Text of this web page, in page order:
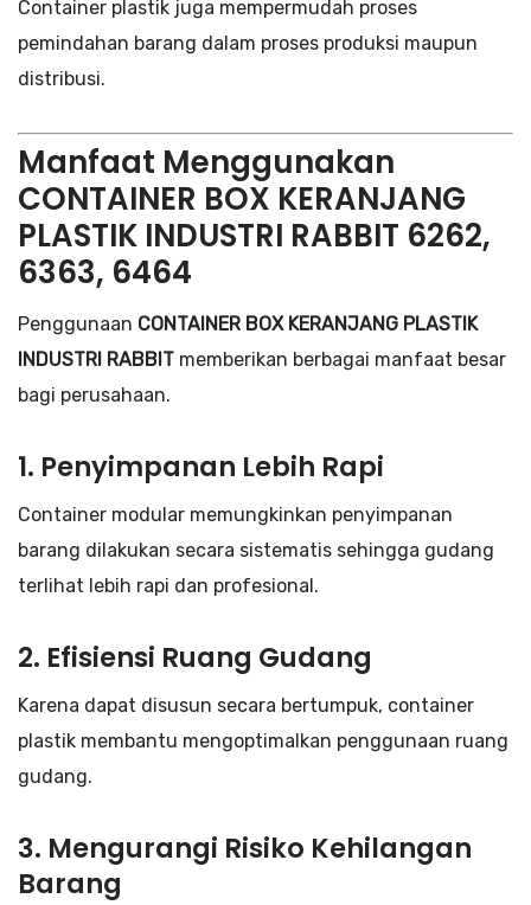
Container plastik juga mempermudah proses
pemindahan barang dalam proses produksi maupun
distribusi.
Manfaat Menggunakan
CONTAINER BOX KERANJANG
PLASTIK INDUSTRI RABBIT 6262,
6363, 6464
Penggunaan CONTAINER BOX KERANJANG PLASTIK
INDUSTRI RABBIT memberikan berbagai manfaat besar
bagi perusahaan.
1. Penyimpanan Lebih Rapi
Container modular memungkinkan penyimpanan
barang dilakukan secara sistematis sehingga gudang
terlihat lebih rapi dan profesional.
2. Efisiensi Ruang Gudang
Karena dapat disusun secara bertumpuk, container
plastik membantu mengoptimalkan penggunaan ruang
gudang.
3. Mengurangi Risiko Kehilangan
Barang